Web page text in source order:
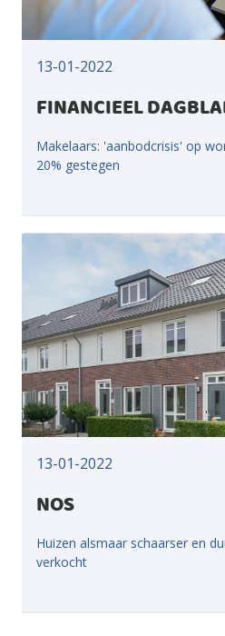
13-01-2022
FINANCIEEL
Makelaars: 'aanbodcrisis' op
20% gestegen
13-01-2022
NOS
Huizen alsmaar schaarser en
verkocht